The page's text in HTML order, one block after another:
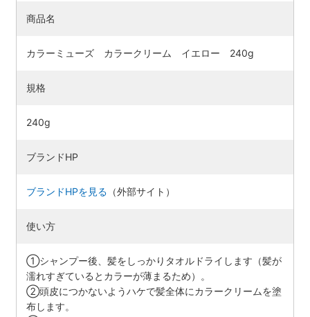
商品名
カラーミューズ カラークリーム イエロー 240g
規格
240g
ブランドHP
ブランドHPを見る （外部サイト）
使い方
①シャンプー後、髪をしっかりタオルドライします（髪が
濡れすぎているとカラーが薄まるため）。​
②頭皮につかないようハケで髪全体にカラークリームを塗
布します。